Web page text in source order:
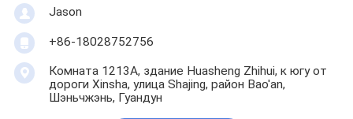
Jason
+86-18028752756
Комната 1213A, здание Huasheng Zhihui, к югу от
дороги Xinsha, улица Shajing, район Bao'an,
Шэньчжэнь, Гуандун